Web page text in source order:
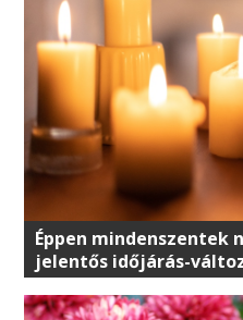
Éppen mindenszentek
jelentős időjárás-